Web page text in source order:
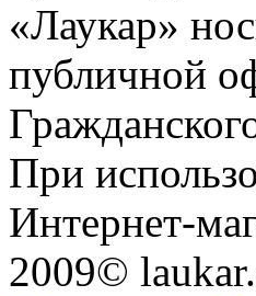
«Лаукар»
публичной
При
Интернет-
2009©